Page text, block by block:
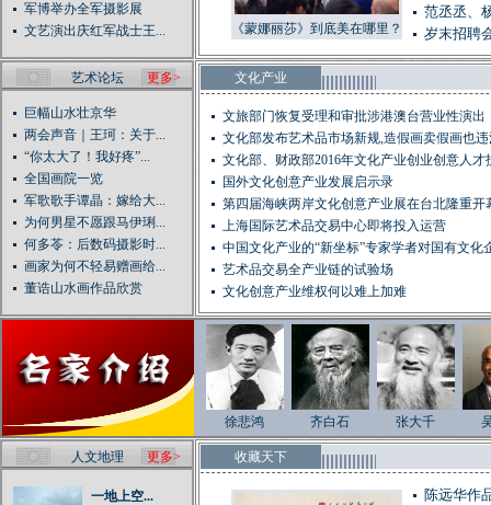
军博举办全军摄影展
文艺演出庆红军战士王...
《蒙娜丽莎》到底美在哪里？
范丞丞、
岁末招聘
艺术论坛 更多>
巨幅山水壮京华
两会声音｜王珂：关于...
“你太大了！我好疼”...
全国画院一览
军歌歌手谭晶：嫁给大...
为何男星不愿跟马伊琍...
何多苓：后数码摄影时...
画家为何不轻易赠画给...
董诰山水画作品欣赏
文化产业
文旅部门恢复受理和审批涉港澳台营业性演出
文化部发布艺术品市场新规,造假画卖假画也
文化部、财政部2016年文化产业创业创意人才
国外文化创意产业发展启示录
第四届海峡两岸文化创意产业展在台北隆重开
上海国际艺术品交易中心即将投入运营
中国文化产业的“新坐标”专家学者对国有文化
革...艺术品交易全产业链的试验场
文化创意产业维权何以难上加难
徐悲鸿 齐白石 张大千
人文地理 更多>
一地上空...
收藏天下
陈远华作